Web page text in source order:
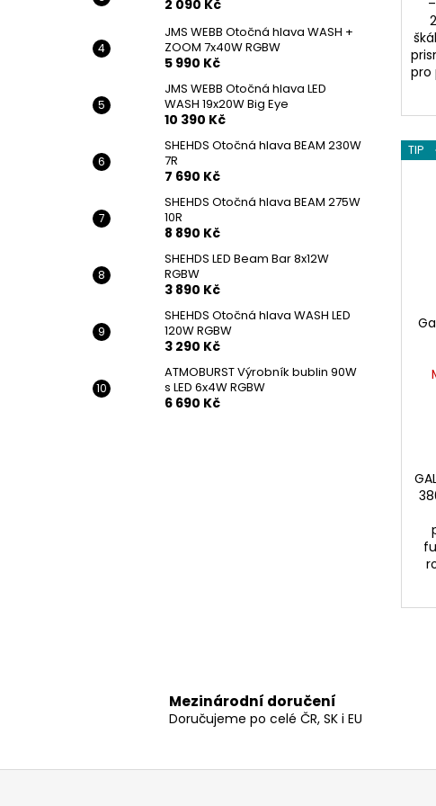
2 090 Kč
JMS WEBB Otočná hlava WASH +
ZOOM 7x40W RGBW
5 990 Kč
JMS WEBB Otočná hlava LED
WASH 19x20W Big Eye
10 390 Kč
SHEHDS Otočná hlava BEAM 230W
7R
7 690 Kč
SHEHDS Otočná hlava BEAM 275W
10R
8 890 Kč
SHEHDS LED Beam Bar 8x12W
RGBW
3 890 Kč
SHEHDS Otočná hlava WASH LED
120W RGBW
3 290 Kč
ATMOBURST Výrobník bublin 90W
s LED 6x4W RGBW
6 690 Kč
pro
TIP
Mezinárodní doručení
Doručujeme po celé ČR, SK i EU
Z